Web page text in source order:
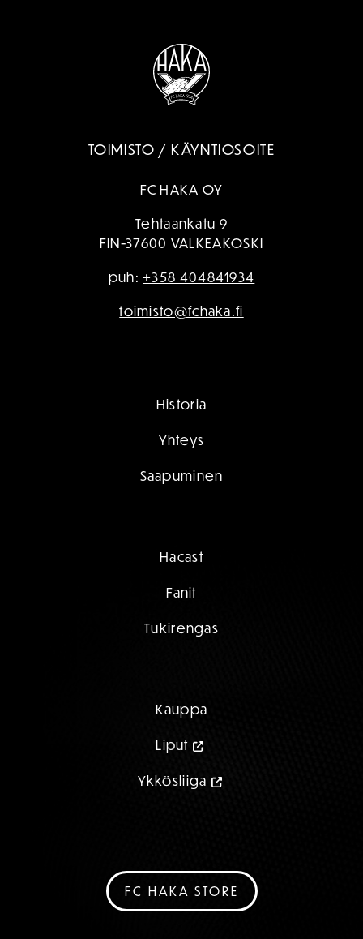
TOIMISTO / KÄYNTIOSOITE
FC HAKA OY
Tehtaankatu 9
FIN-37600 VALKEAKOSKI
puh:+358 404841934
toimisto@fchaka.fi
Historia
Yhteys
Saapuminen
Hacast
Fanit
Tukirengas
Kauppa
Liput
Ykkösliiga
FC HAKA STORE